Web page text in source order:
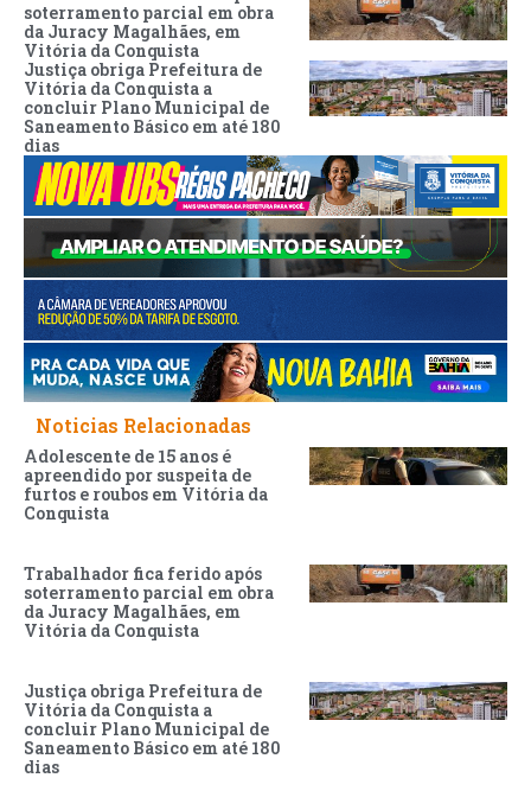
soterramento parcial em obra
da Juracy Magalhães, em
Vitória da Conquista
Justiça obriga Prefeitura de
Vitória da Conquista a
concluir Plano Municipal de
Saneamento Básico em até 180
dias
Noticias Relacionadas
Adolescente de 15 anos é
apreendido por suspeita de
furtos e roubos em Vitória da
Conquista
Trabalhador fica ferido após
soterramento parcial em obra
da Juracy Magalhães, em
Vitória da Conquista
Justiça obriga Prefeitura de
Vitória da Conquista a
concluir Plano Municipal de
Saneamento Básico em até 180
dias